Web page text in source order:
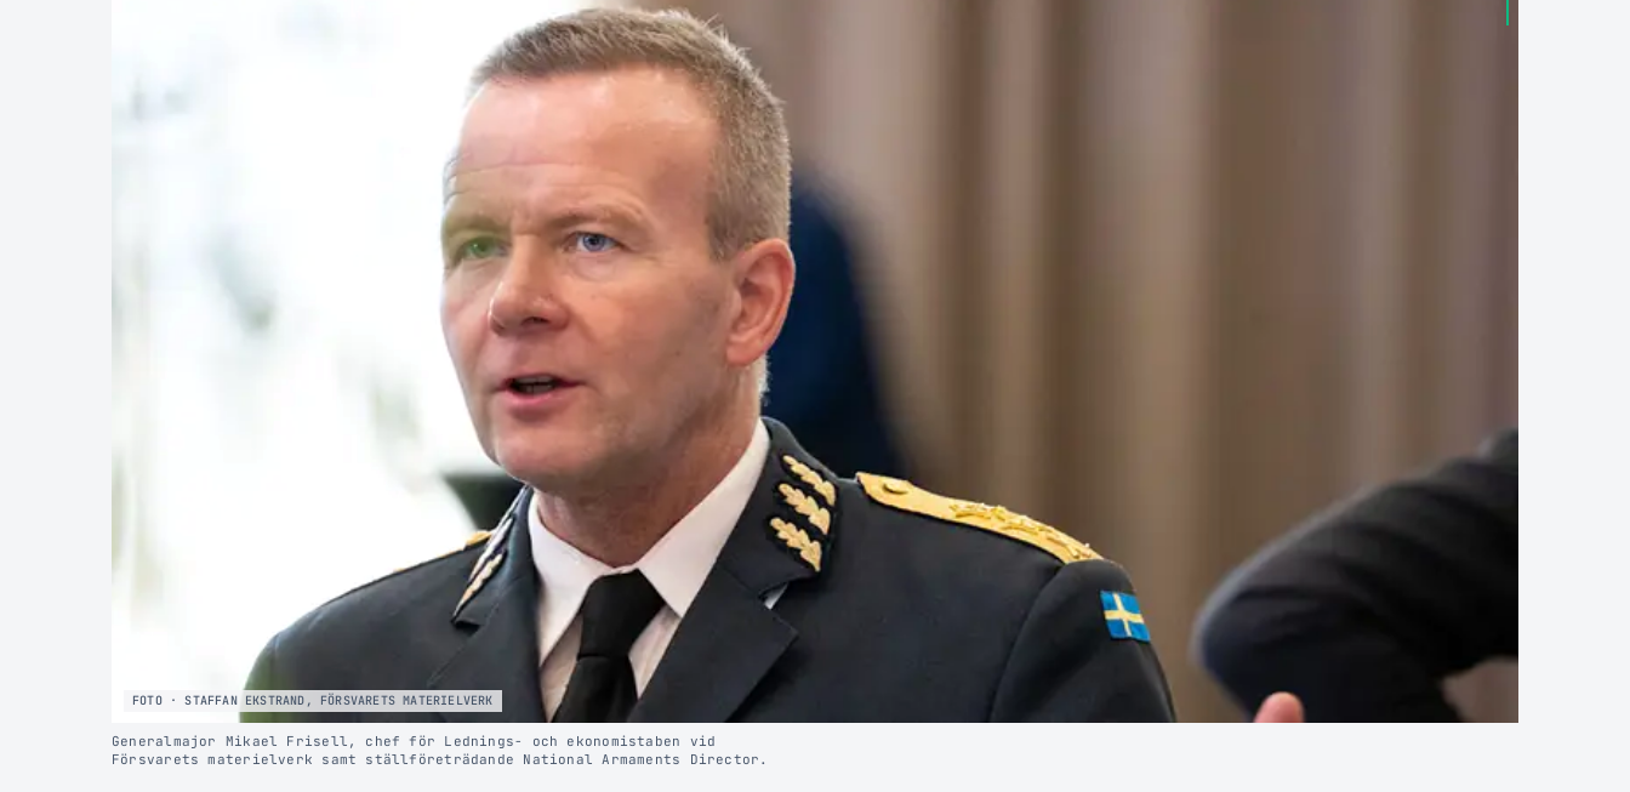
FOTO · STAFFAN EKSTRAND, FÖRSVARETS MATERIELVERK
Generalmajor Mikael Frisell, chef för Lednings- och ekonomistaben vid
Försvarets materielverk samt ställföreträdande National Armaments Director.